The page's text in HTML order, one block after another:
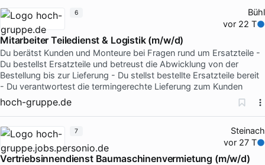
Bühl
vor 22 T
Mitarbeiter Teiledienst & Logistik (m/w/d)
Du berätst Kunden und Monteure bei Fragen rund um Ersatzteile -
Du bestellst Ersatzteile und betreust die Abwicklung von der
Bestellung bis zur Lieferung - Du stellst bestellte Ersatzteile bereit
- Du verantwortest die termingerechte Lieferung zum Kunden
hoch-gruppe.de
6
Steinach
vor 27 T
Vertriebsinnendienst Baumaschinenvermietung (m/w/d)
7